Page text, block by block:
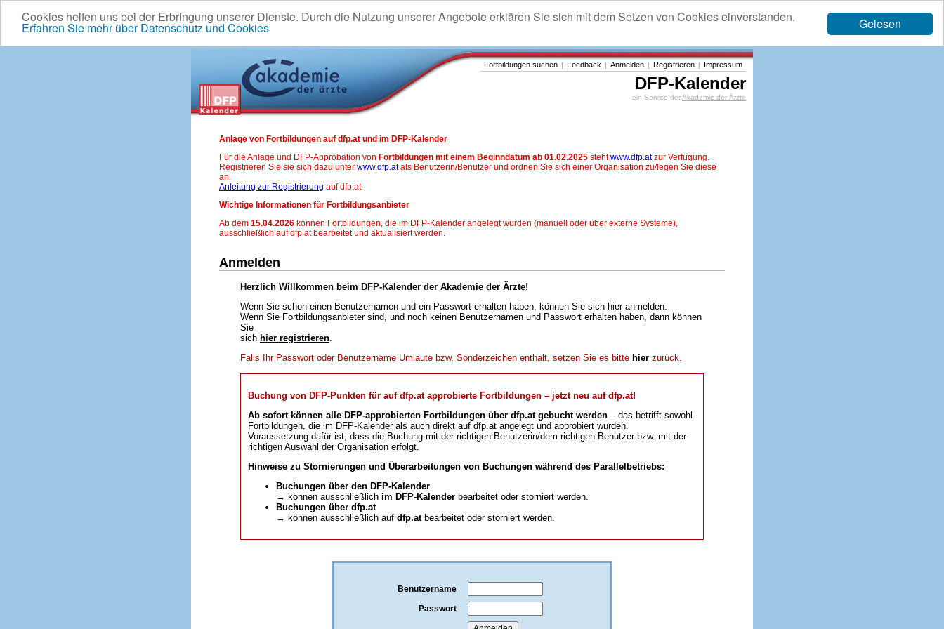
Gelesen
Cookies helfen uns bei der Erbringung unserer Dienste. Durch die Nutzung unserer Angebote erklären Sie sich mit dem Setzen von Cookies einverstanden.
Erfahren Sie mehr über Datenschutz und Cookies
Fortbildungen suchen | Feedback | Anmelden | Registrieren | Impressum
DFP-Kalender
ein Service derAkademie der Ärzte
Anlage von Fortbildungen auf dfp.at und im DFP-Kalender
Für die Anlage und DFP-Approbation von Fortbildungen mit einem Beginndatum ab 01.02.2025 stehtwww.dfp.atzur Verfügung.
Registrieren Sie sie sich dazu unter www.dfp.atals Benutzerin/Benutzer und ordnen Sie sich einer Organisation zu/legen Sie diese
an.
Anleitung zur Registrierung auf dfp.at.
Wichtige Informationen für Fortbildungsanbieter
Ab dem 15.04.2026 können Fortbildungen, die im DFP-Kalender angelegt wurden (manuell oder über externe Systeme),
ausschließlich auf dfp.at bearbeitet und aktualisiert werden.
Anmelden
Herzlich Willkommen beim DFP-Kalender der Akademie der Ärzte!
Wenn Sie schon einen Benutzernamen und ein Passwort erhalten haben, können Sie sich hier anmelden.
Wenn Sie Fortbildungsanbieter sind, und noch keinen Benutzernamen und Passwort erhalten haben, dann können
Sie
sich hier registrieren.
Falls Ihr Passwort oder Benutzername Umlaute bzw. Sonderzeichen enthält, setzen Sie es bitte hier zurück.
Buchung von DFP-Punkten für auf dfp.at approbierte Fortbildungen – jetzt neu auf dfp.at!
Ab sofort können alle DFP-approbierten Fortbildungen über dfp.at gebucht werden – das betrifft sowohl
Fortbildungen, die im DFP-Kalender als auch direkt auf dfp.at angelegt und approbiert wurden.
Voraussetzung dafür ist, dass die Buchung mit der richtigen Benutzerin/dem richtigen Benutzer bzw. mit der
richtigen Auswahl der Organisation erfolgt.
Hinweise zu Stornierungen und Überarbeitungen von Buchungen während des Parallelbetriebs:
Buchungen über den DFP-Kalender
→ können ausschließlich im DFP-Kalender bearbeitet oder storniert werden.
Buchungen über dfp.at
→ können ausschließlich auf dfp.atbearbeitet oder storniert werden.
Benutzername
Passwort